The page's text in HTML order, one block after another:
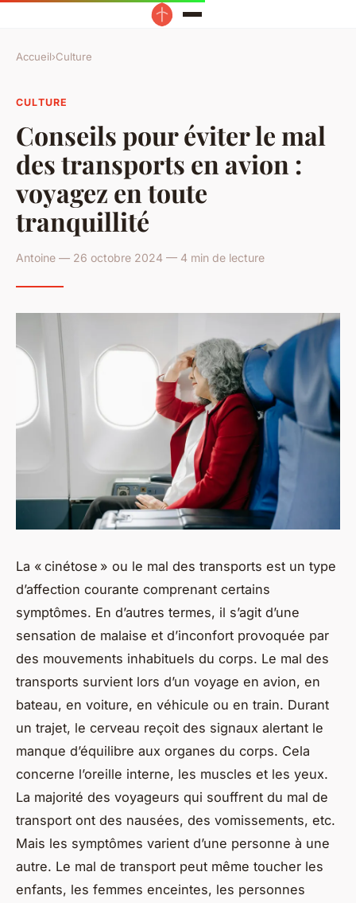
Accueil›Culture
CULTURE
Conseils pour éviter le mal
des transports en avion :
voyagez en toute
tranquillité
Antoine — 26 octobre 2024 — 4 min de lecture
La « cinétose » ou le mal des transports est un type
d’affection courante comprenant certains
symptômes. En d’autres termes, il s’agit d’une
sensation de malaise et d’inconfort provoquée par
des mouvements inhabituels du corps. Le mal des
transports survient lors d’un voyage en avion, en
bateau, en voiture, en véhicule ou en train. Durant
un trajet, le cerveau reçoit des signaux alertant le
manque d’équilibre aux organes du corps. Cela
concerne l’oreille interne, les muscles et les yeux.
La majorité des voyageurs qui souffrent du mal de
transport ont des nausées, des vomissements, etc.
Mais les symptômes varient d’une personne à une
autre. Le mal de transport peut même toucher les
enfants, les femmes enceintes, les personnes